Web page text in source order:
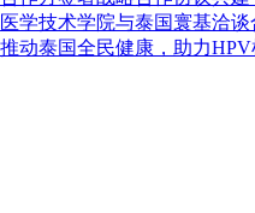
学技术学院与泰国寰基洽谈
动泰国全民健康，助力HPV